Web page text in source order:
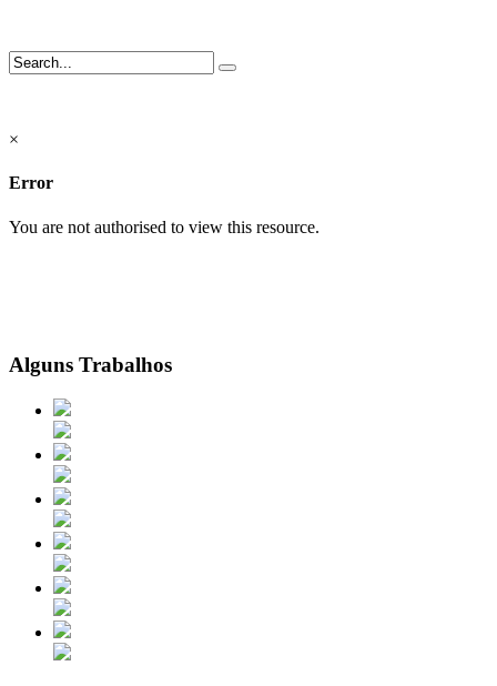
×
Error
You are not authorised to view this resource.
Alguns Trabalhos